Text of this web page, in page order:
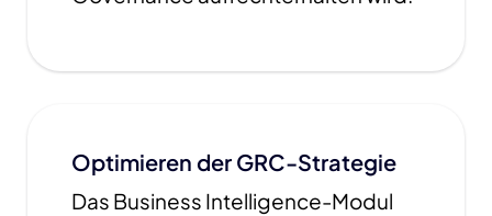
Optimieren der GRC-Strategie
Das Business Intelligence-Modul